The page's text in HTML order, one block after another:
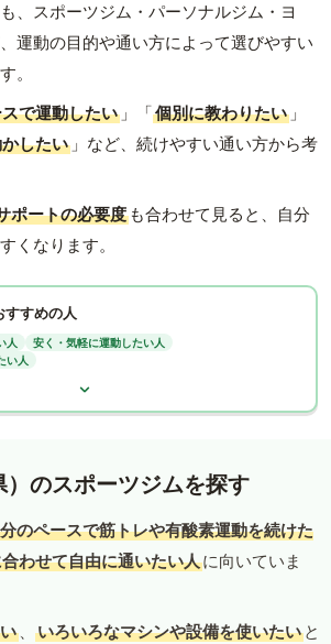
、スポーツジム・パーソナルジム・ヨ
運動の目的や通い方によって選びやすい
。
で運動したい 」「個別に教わりたい 」
したい 」など、続けやすい通い方から考
ポートの必要度 も合わせて見ると、自分
くなります。
すすめの人
人
安く・気軽に運動したい人
い人
）のスポーツジムを探す
のペースで筋トレや有酸素運動を続けた
わせて自由に通いたい人に向いていま
、 いろいろなマシンや設備を使いたい と